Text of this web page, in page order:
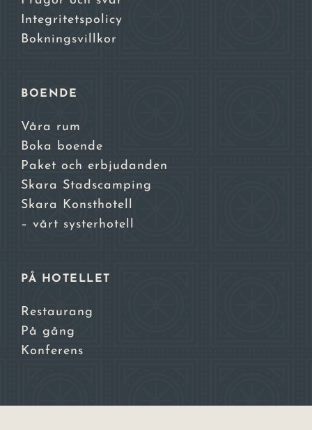
Integritetspolicy
Bokningsvillkor
BOENDE
Våra rum
Boka boende
Paket och erbjudanden
Skara Stadscamping
Skara Konsthotell
– vårt systerhotell
PÅ HOTELLET
Restaurang
På gång
Konferens